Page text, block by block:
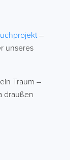
–
unseres
Traum –
draußen